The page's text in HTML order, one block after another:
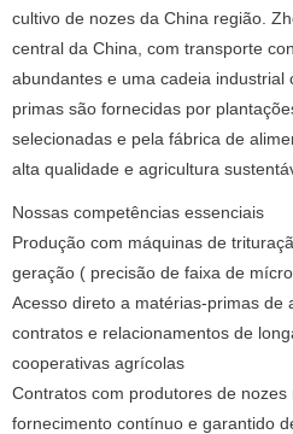
cultivo de nozes da China região.
central da China, com transporte
abundantes e uma cadeia industrial
primas são fornecidas por
selecionadas e pela fábrica de
alta qualidade e agricultura
Nossas competências essenciais
Produção com máquinas de
geração ( precisão de faixa de
Acesso direto a matérias-primas de
contratos e relacionamentos de
cooperativas agrícolas
Contratos com produtores de
fornecimento contínuo e garantido